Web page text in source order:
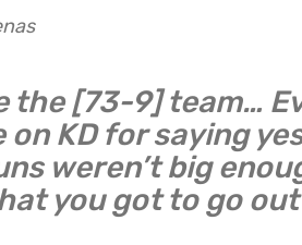
the [73-9] team…
KD for saying
weren’t big
you got to go